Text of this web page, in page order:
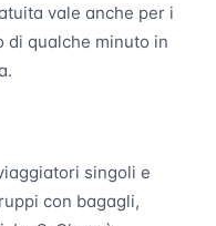
vale anche per i
di qualche minuto in
singoli e
con bagagli,